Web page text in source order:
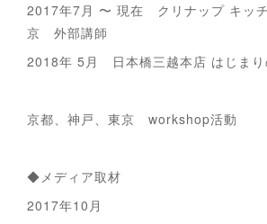
2017年7月 〜 現在 クリナップ キッ
京 外部講師
2018年 5月 日本橋三越本店 はじまり
京都、神戸、東京 workshop活動
◆メディア取材
2017年10月